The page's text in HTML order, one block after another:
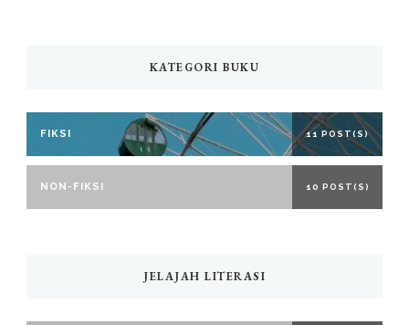
KATEGORI BUKU
FIKSI 11 POST(S)
NON-FIKSI 10 POST(S)
JELAJAH LITERASI